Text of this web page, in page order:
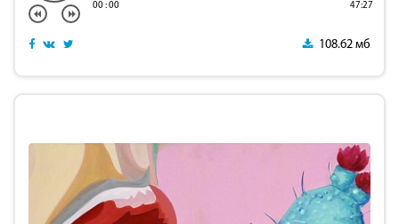
00:00 47:27
108.62 мб